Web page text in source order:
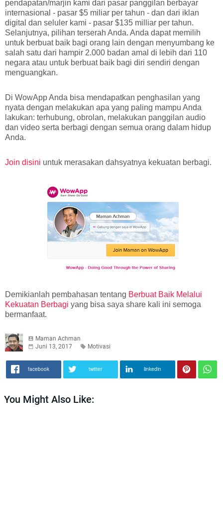
pendapatan/marjin kami dari pasar panggilan berbayar
internasional - pasar $5 miliar per tahun - dan dari iklan
digital dan seluler kami - pasar $135 milliar per tahun.
Selanjutnya, pilihan terserah Anda. Anda dapat memilih
untuk berbuat baik bagi orang lain dengan menyumbang ke
salah satu dari hampir 2.000 badan amal di lebih dari 110
negara atau untuk berbuat baik bagi diri sendiri dengan
menguangkan.
Di WowApp Anda bisa mendapatkan penghasilan yang
nyata dengan melakukan apa yang paling mampu Anda
lakukan: terhubung, obrolan, melakukan panggilan audio
dan video serta berbagi dengan semua orang dalam hidup
Anda.
Join disini untuk merasakan dahsyatnya kekuatan berbagi.
Demikianlah pembahasan tentang Berbuat Baik Melalui
Kekuatan Berbagi yang bisa saya share kali ini semoga
bermanfaat.
Maman Achman
Juni 13, 2017
Motivasi
facebook twitter linkedin
You Might Also Like: